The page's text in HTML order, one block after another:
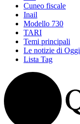
Cuneo fiscale
Inail
Modello 730
TARI
Temi principali
Le notizie di Oggi
Lista Tag